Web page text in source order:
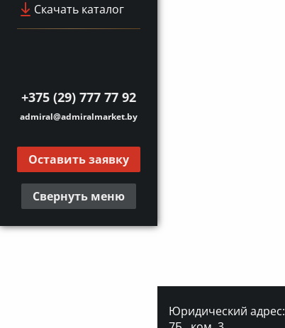
Скачать каталог
+375 (29) 777 77 92
admiral@admiralmarket.by
Оставить заявку
Свернуть меню
Юридический